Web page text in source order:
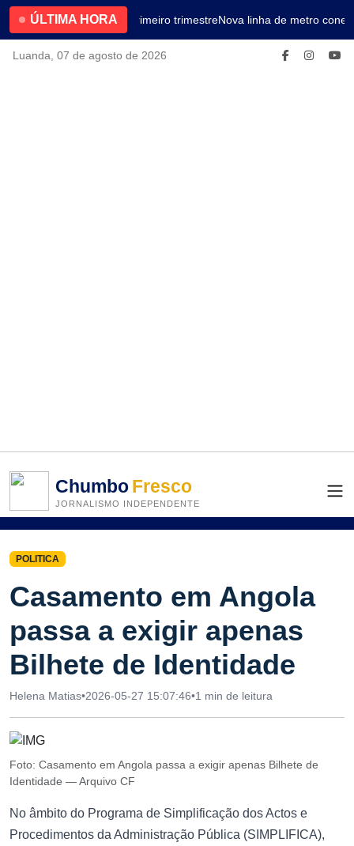
ÚLTIMA HORA4.2% no primeiro trimestreNova linha de metro
Luanda, 07 de agosto de 2026
ChumboFresco
JORNALISMO INDEPENDENTE
POLITICA
Casamento em Angola
passa a exigir apenas
Bilhete de Identidade
Helena Matias•2026-05-27 15:07:46•1 min de leitura
Foto: Casamento em Angola passa a exigir apenas Bilhete de
Identidade — Arquivo CF
No âmbito do Programa de Simplificação dos Actos e
Procedimentos da Administração Pública (SIMPLIFICA),